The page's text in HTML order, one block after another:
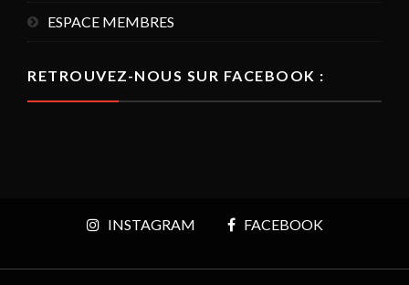
ESPACE MEMBRES
RETROUVEZ-NOUS SUR FACEBOOK :
INSTAGRAM FACEBOOK